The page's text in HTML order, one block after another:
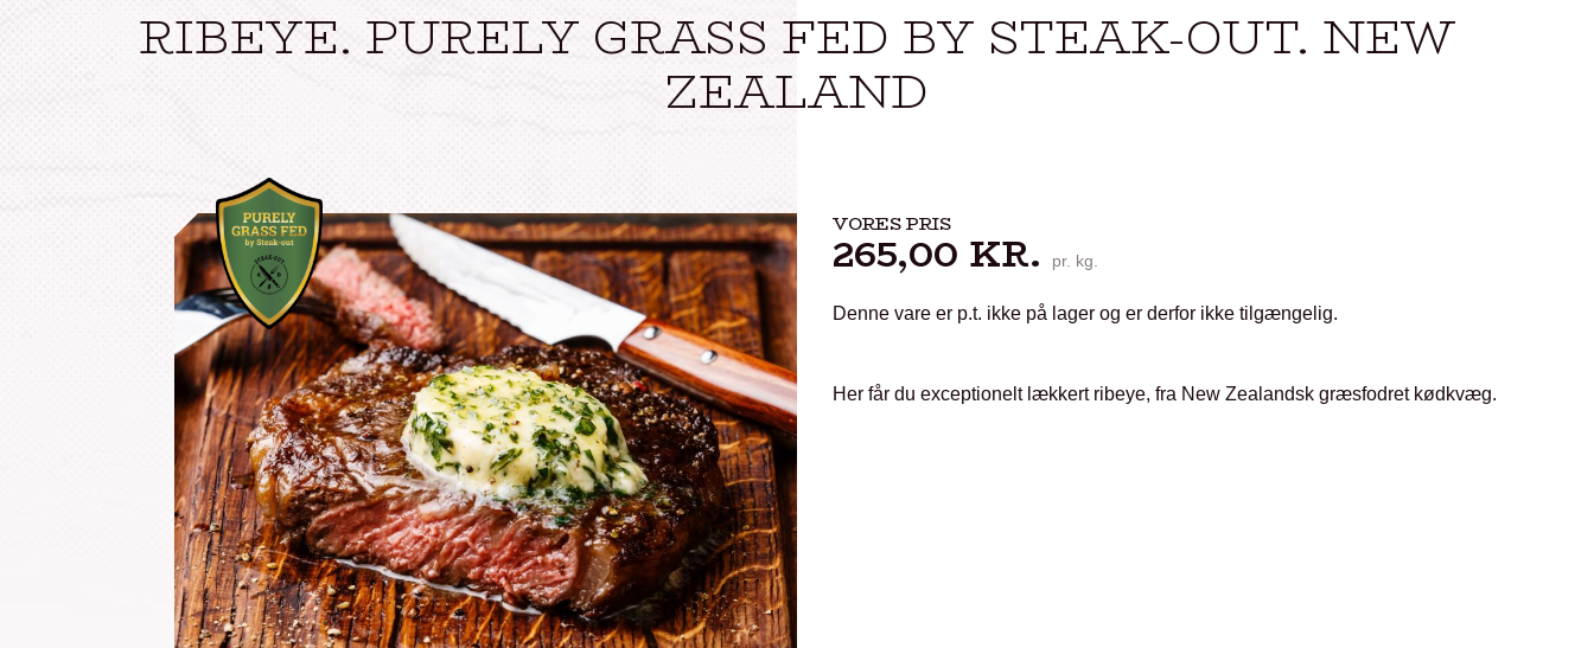
RIBEYE. PURELY GRASS FED BY STEAK-OUT. NEW
ZEALAND
VORES PRIS
265,00 KR. pr. kg.
Denne vare er p.t. ikke på lager og er derfor ikke tilgængelig.
Her får du exceptionelt lækkert ribeye, fra New Zealandsk græsfodret kødkvæg.